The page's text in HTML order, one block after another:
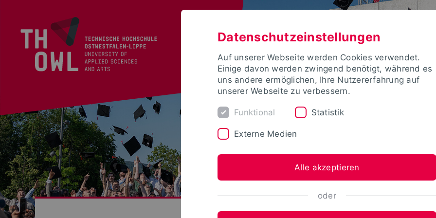
Datenschutzeinstellungen
Auf unserer Webseite werden Cookies verwendet.
Einige davon werden zwingend benötigt, während es
uns andere ermöglichen, Ihre Nutzererfahrung auf
unserer Webseite zu verbessern.
Funktional Statistik
Externe Medien
Alle akzeptieren
oder